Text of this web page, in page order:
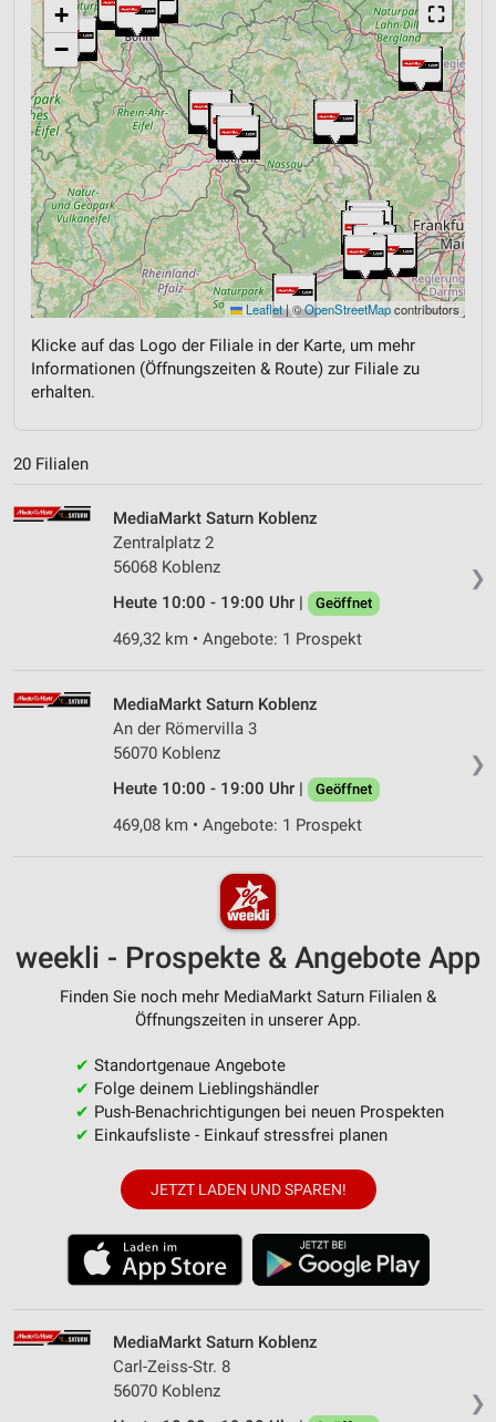
⛶
+
−
Leaflet|©OpenStreetMapcontributors
Klicke auf das Logo der Filiale in der Karte, um mehr
Informationen (Öffnungszeiten & Route) zur Filiale zu
erhalten.
20 Filialen
❯
MediaMarkt Saturn Koblenz
Zentralplatz 2
56068 Koblenz
Heute 10:00 - 19:00 Uhr |
Geöffnet
469,32 km • Angebote: 1 Prospekt
❯
MediaMarkt Saturn Koblenz
An der Römervilla 3
56070 Koblenz
Heute 10:00 - 19:00 Uhr |
Geöffnet
469,08 km • Angebote: 1 Prospekt
weekli - Prospekte & Angebote App
Finden Sie noch mehr MediaMarkt Saturn Filialen &
Öffnungszeiten in unserer App.
✔ Standortgenaue Angebote
✔ Folge deinem Lieblingshändler
✔ Push-Benachrichtigungen bei neuen Prospekten
✔ Einkaufsliste - Einkauf stressfrei planen
JETZT LADEN UND SPAREN!
❯
MediaMarkt Saturn Koblenz
Carl-Zeiss-Str. 8
56070 Koblenz